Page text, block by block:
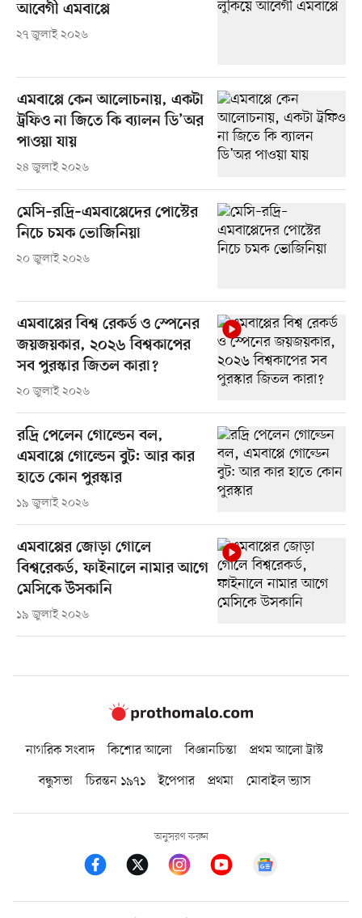
আবেগী এমবাপ্পে
২৭ জুলাই ২০২৬
এমবাপ্পে কেন আলোচনায়, একটা
ট্রফিও না জিতে কি ব্যালন ডি’অর
পাওয়া যায়
২৪ জুলাই ২০২৬
মেসি–রদ্রি–এমবাপ্পেদের পোস্টের
নিচে চমক ভোজিনিয়া
২০ জুলাই ২০২৬
এমবাপ্পের বিশ্ব রেকর্ড ও স্পেনের
জয়জয়কার, ২০২৬ বিশ্বকাপের
সব পুরস্কার জিতল কারা?
২০ জুলাই ২০২৬
রদ্রি পেলেন গোল্ডেন বল,
এমবাপ্পে গোল্ডেন বুট: আর কার
হাতে কোন পুরস্কার
১৯ জুলাই ২০২৬
এমবাপ্পের জোড়া গোলে
বিশ্বরেকর্ড, ফাইনালে নামার আগে
মেসিকে উসকানি
১৯ জুলাই ২০২৬
নাগরিক সংবাদ কিশোর আলো বিজ্ঞানচিন্তা
প্রথম আলো ট্রাস্ট
বন্ধুসভা
চিরন্তন ১৯৭১ ইপেপার প্রথমা মোবাইল ভ্যাস
অনুসরণ করুন